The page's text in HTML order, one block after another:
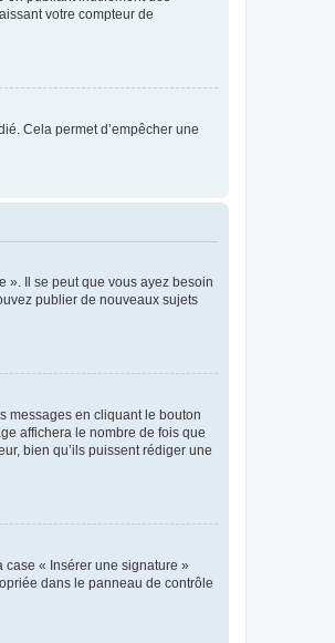
votre compteur de
Cela permet d’empêcher une
». Il se peut que vous ayez besoin
publier de nouveaux sujets
messages en cliquant le bouton
affichera le nombre de fois que
bien qu’ils puissent rédiger une
case « Insérer une signature »
dans le panneau de contrôle